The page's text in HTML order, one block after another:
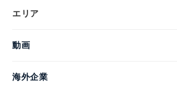
エリア
動画
海外企業